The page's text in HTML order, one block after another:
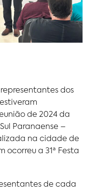
dos
de 2024 da
Paranaense –
na cidade de
ocorreu a 31ª Festa
de cada